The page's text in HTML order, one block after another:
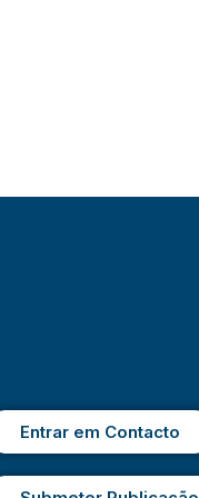
Entrar em Contacto